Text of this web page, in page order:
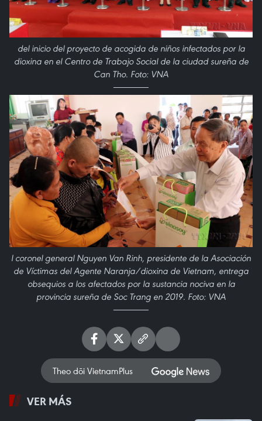
del inicio del proyecto de acogida de niños infectados por la
dioxina en el Centro de Trabajo Social de la ciudad sureña de
Can Tho. Foto: VNA
l coronel general Nguyen Van Rinh, presidente de la Asociación
de Víctimas del Agente Naranja/dioxina de Vietnam, entrega
obsequios a los afectados por la sustancia nociva en la
provincia sureña de Soc Trang en 2019. Foto: VNA
Theo dõi VietnamPlus
VER MÁS